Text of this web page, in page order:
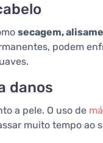
secagem,
podem
danos
a pele. O uso de
muito tempo ao